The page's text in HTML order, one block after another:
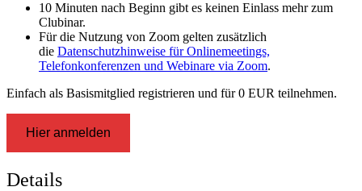
10 Minuten nach Beginn gibt es keinen Einlass mehr zum
Clubinar.
Für die Nutzung von Zoom gelten zusätzlich
die Datenschutzhinweise für Onlinemeetings,
Telefonkonferenzen und Webinare via Zoom.
Einfach als Basismitglied registrieren und für 0 EUR teilnehmen.
Hier anmelden
Details